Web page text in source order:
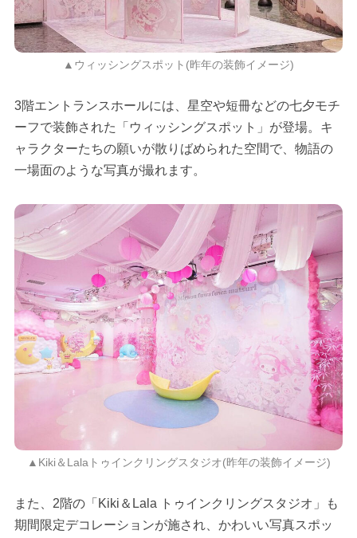
▲ウィッシングスポット(昨年の装飾イメージ)
3階エントランスホールには、星空や短冊などの七夕モチ
ーフで装飾された「ウィッシングスポット」が登場。キ
ャラクターたちの願いが散りばめられた空間で、物語の
一場面のような写真が撮れます。
▲Kiki＆Lalaトゥインクリングスタジオ(昨年の装飾イメージ)
また、2階の「Kiki＆Lala トゥインクリングスタジオ」も
期間限定デコレーションが施され、かわいい写真スポッ